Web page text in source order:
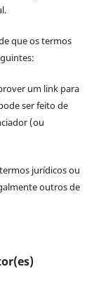
que os termos
um link para
ser feito de
(ou
jurídicos ou
outros de